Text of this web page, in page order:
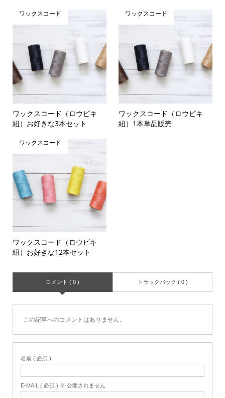
ワックスコード
ワックスコード（ロウビキ
紐）お好きな3本セット
ワックスコード
ワックスコード（ロウビキ
紐）1本単品販売
ワックスコード
ワックスコード（ロウビキ
紐）お好きな12本セット
コメント ( 0 ) トラックバック ( 0 )
この記事へのコメントはありません。
名前 ( 必須 )
E-MAIL ( 必須 ) ※ 公開されません